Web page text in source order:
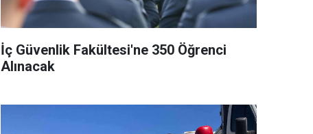
İç Güvenlik Fakültesi'ne 350 Öğrenci
Alınacak